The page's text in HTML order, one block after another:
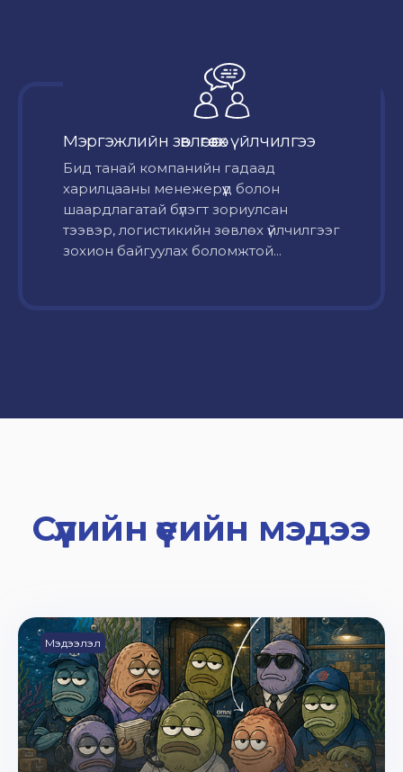
Мэргэжлийн зөвлөгөө өгөх үйлчилгээ
Бид танай компанийн гадаад
харилцааны менежерүүд болон
шаардлагатай бүлэгт зориулсан
тээвэр, логистикийн зөвлөх үйлчилгээг
зохион байгуулах боломжтой...
Сүүлийн үеийн мэдээ
Мэдээлэл